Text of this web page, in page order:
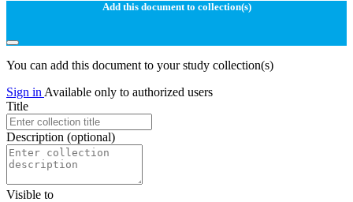
Add this document to collection(s)
You can add this document to your study collection(s)
Sign in Available only to authorized users
Title
Description (optional)
Visible to